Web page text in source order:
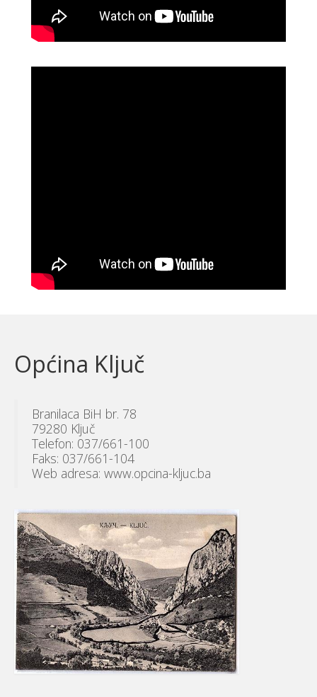
Općina Ključ
Branilaca BiH br. 78
79280 Ključ
Telefon: 037/661-100
Faks: 037/661-104
Web adresa: www.opcina-kljuc.ba